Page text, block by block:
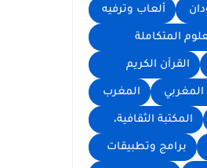
ألعاب وترفيه
المتكاملة
القرآن الكريم
المغرب
المكتبة الثقافية،
برامج وتطبيقات